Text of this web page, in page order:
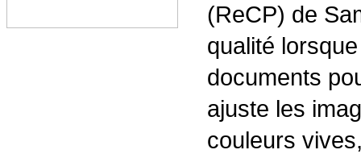
(ReCP) de
qualité
documents
ajuste les
couleurs